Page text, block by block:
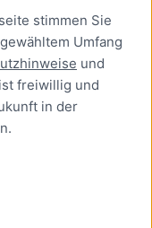
stimmen Sie
Umfang
und
freiwillig und
in der